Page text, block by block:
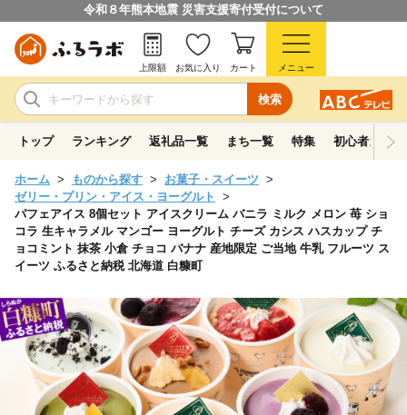
令和８年熊本地震 災害支援寄付受付について
検索
上限額 お気に入り カート メニュー
トップ ランキング 返礼品一覧 まち一覧 特集 初心者ガイド
ホーム ものから探す
お菓子・スイーツ
ゼリー・プリン・アイス・ヨーグルト
パフェアイス 8個セット アイスクリーム バニラ ミルク メロン 苺 ショ
コラ 生キャラメル マンゴー ヨーグルト チーズ カシス ハスカップ チ
ョコミント 抹茶 小倉 チョコ バナナ 産地限定 ご当地 牛乳 フルーツ ス
イーツ ふるさと納税 北海道 白糠町